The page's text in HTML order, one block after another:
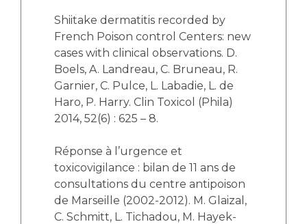
Shiitake dermatitis recorded by
French Poison control Centers: new
cases with clinical observations. D.
Boels, A. Landreau, C. Bruneau, R.
Garnier, C. Pulce, L. Labadie, L. de
Haro, P. Harry. Clin Toxicol (Phila)
2014, 52(6) : 625 – 8.
Réponse à l’urgence et
toxicovigilance : bilan de 11 ans de
consultations du centre antipoison
de Marseille (2002-2012). M. Glaizal,
C. Schmitt, L. Tichadou, M. Hayek-